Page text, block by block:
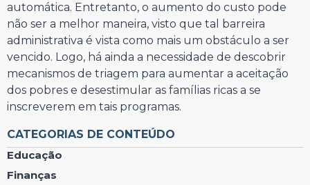
automática. Entretanto, o aumento do custo pode
não ser a melhor maneira, visto que tal barreira
administrativa é vista como mais um obstáculo a ser
vencido. Logo, há ainda a necessidade de descobrir
mecanismos de triagem para aumentar a aceitação
dos pobres e desestimular as famílias ricas a se
inscreverem em tais programas.
CATEGORIAS DE CONTEÚDO
Educação
Finanças